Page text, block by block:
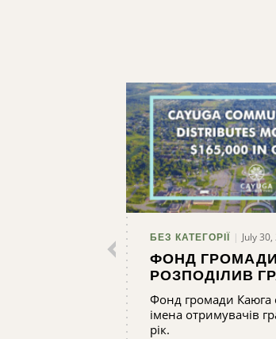
БЕЗ КАТЕГОРІЇ July
ФОНД
РОЗПОДІЛИВ
СУМУ ПОНАД
ДОЛАРІВ
Фонд громади Каюга
імена отримувачів
рік.
Пошук